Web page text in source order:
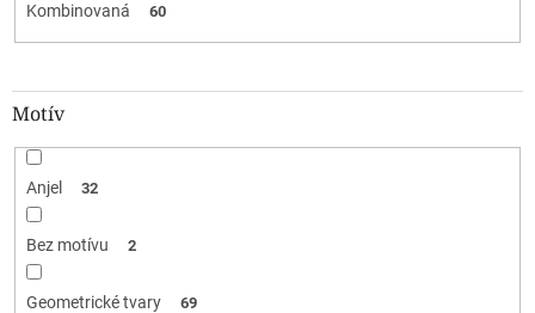
Kombinovaná 60
Motív
Anjel 32
Bez motívu 2
Geometrické tvary 69